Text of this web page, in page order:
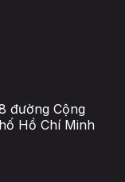
đường Cộng
Hồ Chí Minh